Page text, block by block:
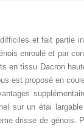
et fait partie
enroulé et par
en tissu Dacron
est proposé en
sur un étai
drisse de génois.